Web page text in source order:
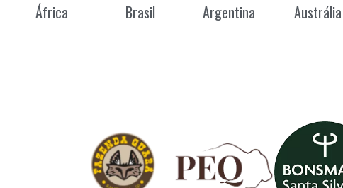
África Brasil Argentina Austrália